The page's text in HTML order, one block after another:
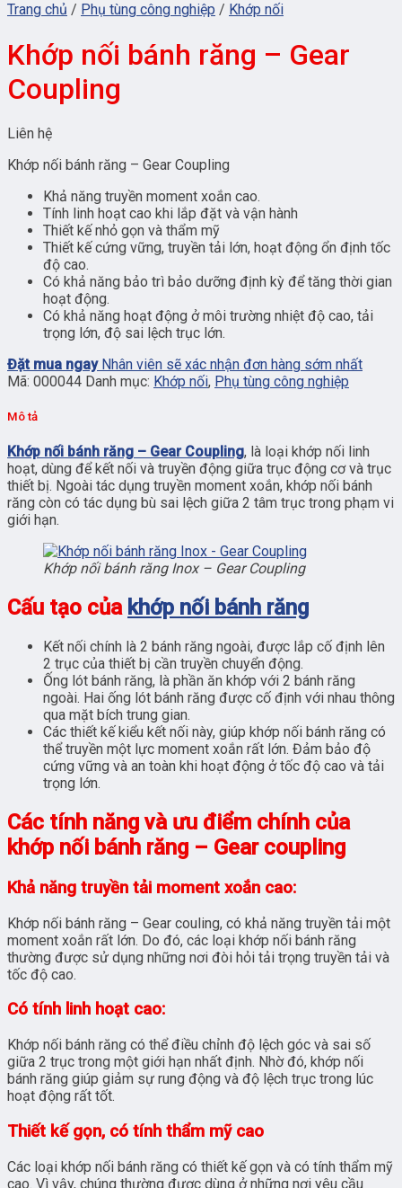
Trang chủ / Phụ tùng công nghiệp / Khớp nối
Khớp nối bánh răng – Gear
Coupling
Liên hệ
Khớp nối bánh răng – Gear Coupling
Khả năng truyền moment xoắn cao.
Tính linh hoạt cao khi lắp đặt và vận hành
Thiết kế nhỏ gọn và thẩm mỹ
Thiết kế cứng vững, truyền tải lớn, hoạt động ổn định tốc
độ cao.
Có khả năng bảo trì bảo dưỡng định kỳ để tăng thời gian
hoạt động.
Có khả năng hoạt động ở môi trường nhiệt độ cao, tải
trọng lớn, độ sai lệch trục lớn.
Đặt mua ngay Nhân viên sẽ xác nhận đơn hàng sớm nhất
Mã: 000044 Danh mục: Khớp nối, Phụ tùng công nghiệp
Mô tả
Khớp nối bánh răng – Gear Coupling, là loại khớp nối linh
hoạt, dùng để kết nối và truyền động giữa trục động cơ và trục
thiết bị. Ngoài tác dụng truyền moment xoắn, khớp nối bánh
răng còn có tác dụng bù sai lệch giữa 2 tâm trục trong phạm vi
giới hạn.
Khớp nối bánh răng Inox – Gear Coupling
Cấu tạo của khớp nối bánh răng
Kết nối chính là 2 bánh răng ngoài, được lắp cố định lên
2 trục của thiết bị cần truyền chuyển động.
Ống lót bánh răng, là phần ăn khớp với 2 bánh răng
ngoài. Hai ống lót bánh răng được cố định với nhau thông
qua mặt bích trung gian.
Các thiết kế kiểu kết nối này, giúp khớp nối bánh răng có
thể truyền một lực moment xoắn rất lớn. Đảm bảo độ
cứng vững và an toàn khi hoạt động ở tốc độ cao và tải
trọng lớn.
Các tính năng và ưu điểm chính của
khớp nối bánh răng – Gear coupling
Khả năng truyền tải moment xoắn cao:
Khớp nối bánh răng – Gear couling, có khả năng truyền tải một
moment xoắn rất lớn. Do đó, các loại khớp nối bánh răng
thường được sử dụng những nơi đòi hỏi tải trọng truyền tải và
tốc độ cao.
Có tính linh hoạt cao:
Khớp nối bánh răng có thể điều chỉnh độ lệch góc và sai số
giữa 2 trục trong một giới hạn nhất định. Nhờ đó, khớp nối
bánh răng giúp giảm sự rung động và độ lệch trục trong lúc
hoạt động rất tốt.
Thiết kế gọn, có tính thẩm mỹ cao
Các loại khớp nối bánh răng có thiết kế gọn và có tính thẩm mỹ
cao. Vì vậy, chúng thường được dùng ở những nơi yêu cầu